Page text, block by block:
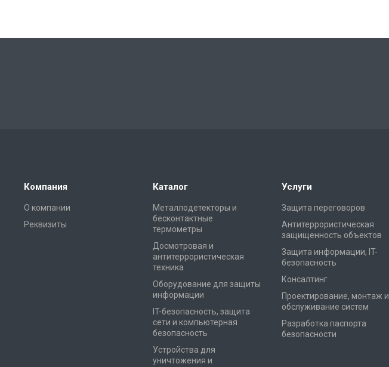
Компания
О компании
Реквизиты
Каталог
Металлодетекторы и
бесконтактные
термометры
Досмотровая и
антитеррористическая
техника
Оборудование для защиты
информации
IT-безопасность, защита
сети и компьютерная
безопасность
Устройства для
уничтожения и
Услуги
Защита переговоров
Антитеррористическая
защищенность объектов
Защита информации, IT-
безопасность
Консалтинг
Проектирование, монтаж и
обслуживание систем
Разработка паспорта
безопасности